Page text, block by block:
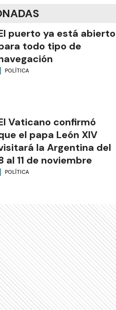
puerto ya está abierto
todo tipo de
POLÍTICA
Vaticano confirmó
el papa León XIV
la Argentina del
al 11 de noviembre
POLÍTICA